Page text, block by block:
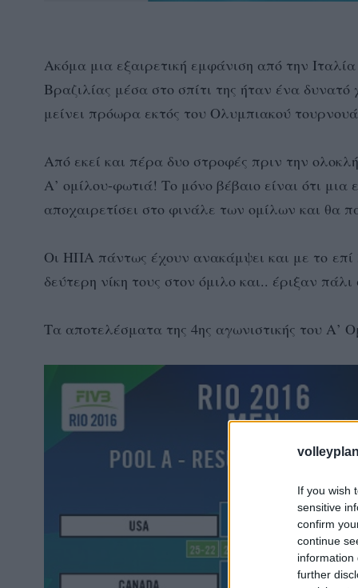
If you wish
sensitive
confirm
continue
information
further
Ακόμα μια εξαιρετική εμφάνιση από την
Βραζιλίας μέσα στο σπίτι της ήταν ένα
μείνει πρόωρα εκτός του Ολυμπιακού
Από εκεί και πέρα δυο στροφές πριν την
Α’ ομίλου-φωτιά! Το μόνο βέβαιο είναι ότι
αποχαιρετίσει στο φινάλε των ομίλων και θα
Οι ΗΠΑ πάντως έχουν ανακάμψει και με το επί
δεύτερη νίκη τους στον όμιλο και.. έριξαν
Τα αποτελέσματα της 4ης αγωνιστικής του Α’